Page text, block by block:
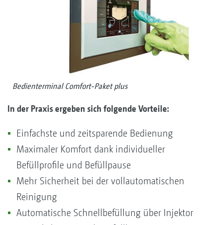
Bedienterminal Comfort-Paket plus
In der Praxis ergeben sich folgende Vorteile:
Einfachste und zeitsparende Bedienung
Maximaler Komfort dank individueller
Befüllprofile und Befüllpause
Mehr Sicherheit bei der vollautomatischen
Reinigung
Automatische Schnellbefüllung über Injektor